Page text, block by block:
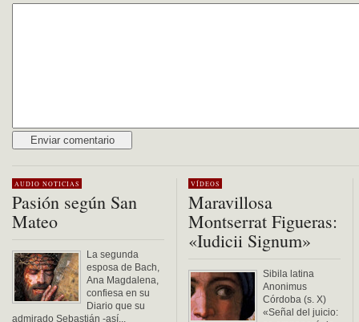
AUDIO NOTICIAS
Pasión según San
Mateo
La segunda
esposa de Bach,
Ana Magdalena,
confiesa en su
Diario que su
admirado Sebastián -así...
VÍDEOS
Maravillosa
Montserrat Figueras:
«Iudicii Signum»
Sibila latina
Anonimus
Córdoba (s. X)
«Señal del juicio: